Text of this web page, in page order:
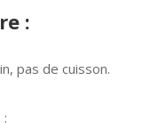
:
pas de cuisson.